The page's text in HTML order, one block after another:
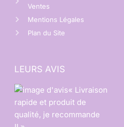
Ventes
Mentions Légales
Plan du Site
LEURS AVIS
« Livraison
rapide et produit de
qualité, je recommande